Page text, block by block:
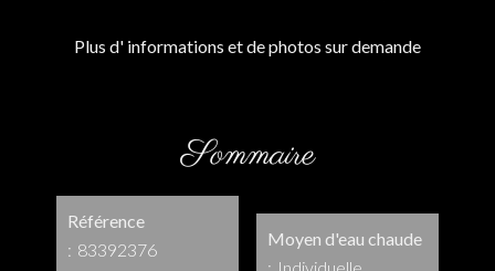
Plus d' informations et de photos sur demande
Sommaire
Référence
83392376
Moyen d'eau chaude